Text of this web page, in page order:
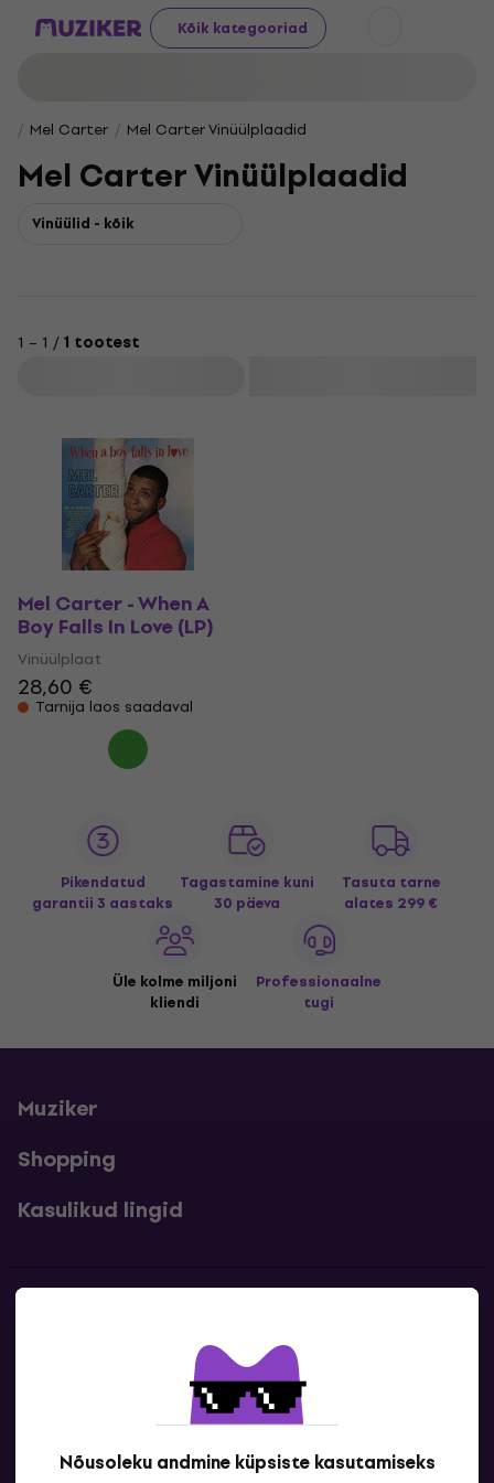
Kõik kategooriad
Nõusoleku andmine küpsiste kasutamiseks
Mel Carter Mel Carter Vinüülplaadid
Mel Carter Vinüülplaadid
Vinüülid - kõik
1 – 1 /1 tootest
Mel Carter - When A
Boy Falls In Love (LP)
Vinüülplaat
28,60 €
Tarnija laos saadaval
Pikendatud
garantii 3 aastaks
Tagastamine kuni
30 päeva
Tasuta tarne
alates 299 €
Üle kolme miljoni
kliendi
Professionaalne
tugi
Muziker
Shopping
Kasulikud lingid
Kontaktandmed